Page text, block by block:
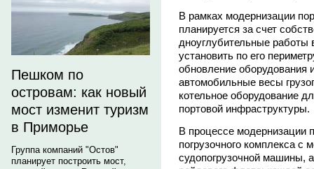
Пешком по
островам: как новый
мост изменит туризм
в Приморье
Группа компаний "Остов"
планирует построить мост,
В рамках модернизации
планируется за счет
дноуглубительные работы
установить по его
обновление оборудования
автомобильные весы
котельное оборудование
портовой инфраструктуры.
В процессе модернизации
погрузочного комплекса с
судопогрузочной машины,